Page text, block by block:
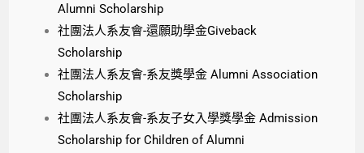
Alumni Scholarship
社團法人系友會-還願助學金Giveback
Scholarship
社團法人系友會-系友獎學金 Alumni Association
Scholarship
社團法人系友會-系友子女入學獎學金 Admission
Scholarship for Children of Alumni